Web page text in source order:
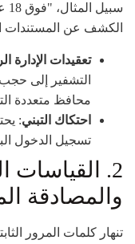
الكشف عن المستندات
تعقيدات الإدارة
التشفير إلى
محافظ متعددة
احتكاك التبني :
تسجيل الدخول
2. القياسات
والمصادقة
تنهار كلمات المرور